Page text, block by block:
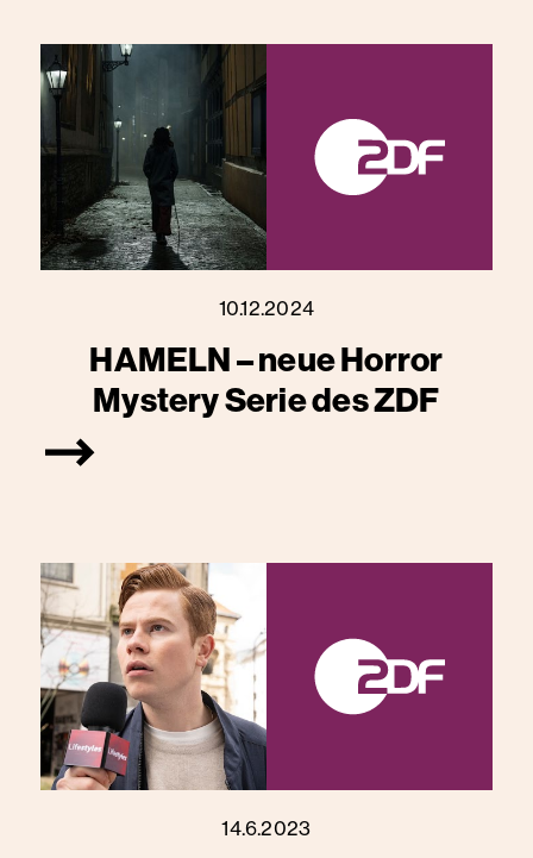
10.12.2024
HAMELN – neue Horror
Mystery Serie des ZDF
14.6.2023